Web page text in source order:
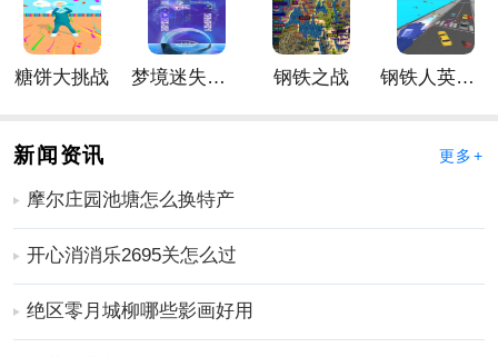
2、精彩有趣的故事推动玩家前进，你需要完成那些困难
和挑战性的任务；
3、有趣的战争让塔防过程更加震撼，激情的玩法让玩家
糖饼大挑战 梦境迷失星辰 钢铁之战 钢铁人英雄3D
新闻资讯 更多+
摩尔庄园池塘怎么换特产
开心消消乐2695关怎么过
绝区零月城柳哪些影画好用